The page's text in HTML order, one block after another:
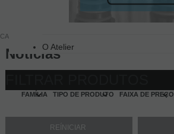
O Atelier
CASA
Notícias
FAMÍLIA TIPO DE PRODUTO FAIXA DE PREÇO